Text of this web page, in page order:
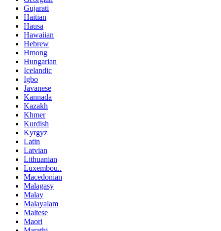
Gujarati
Haitian
Hausa
Hawaiian
Hebrew
Hmong
Hungarian
Icelandic
Igbo
Javanese
Kannada
Kazakh
Khmer
Kurdish
Kyrgyz
Latin
Latvian
Lithuanian
Luxembou..
Macedonian
Malagasy
Malay
Malayalam
Maltese
Maori